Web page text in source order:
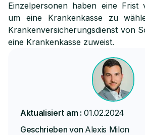
Einzelpersonen haben eine Frist
um eine Krankenkasse zu
Krankenversicherungsdienst von
eine Krankenkasse zuweist.
Aktualisiert am : 01.02.2024
Geschrieben von Alexis Milon